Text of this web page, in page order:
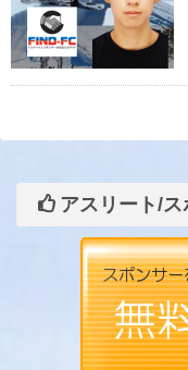
アスリート/